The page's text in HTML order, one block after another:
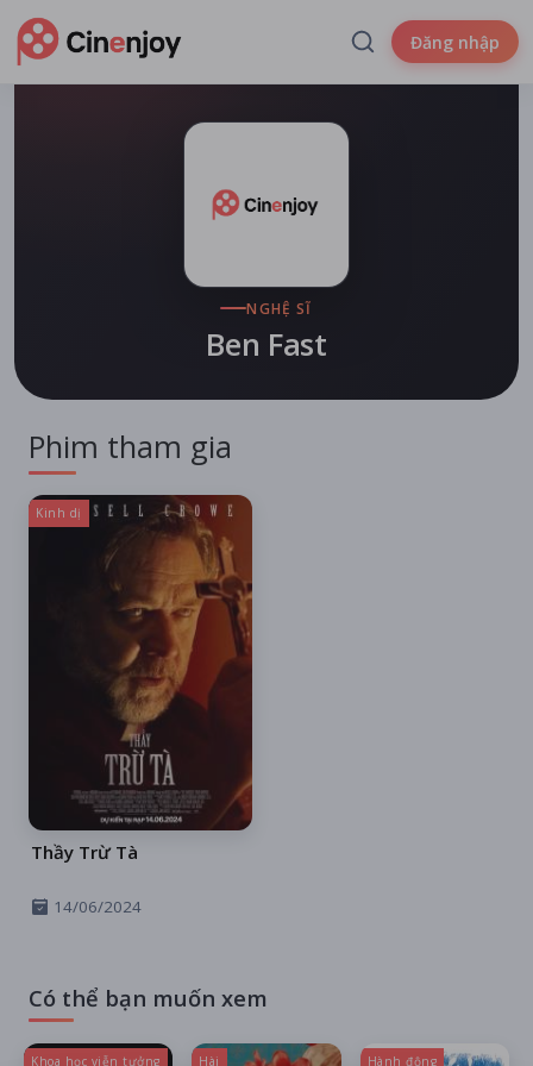
Đăng nhập
NGHỆ SĨ
Ben Fast
Phim tham gia
Kinh dị
Thầy Trừ Tà
14/06/2024
Có thể bạn muốn xem
Khoa học viễn tưởng Hài Hành động